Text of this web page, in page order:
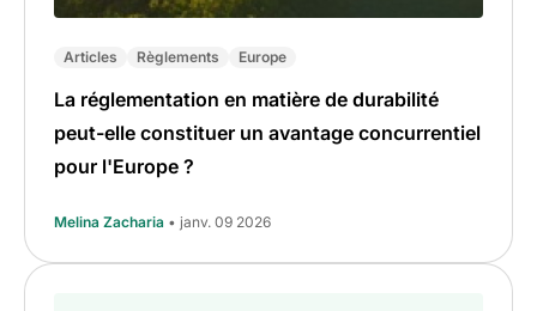
Articles Règlements Europe
La réglementation en matière de durabilité
peut-elle constituer un avantage concurrentiel
pour l'Europe ?
Melina Zacharia • janv. 09 2026